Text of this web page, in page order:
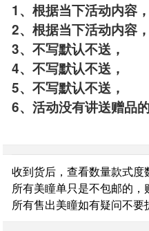
1、根据当下活动内容
2、根据当下活动内容
3、不写默认不送，
4、不写默认不送，
5、不写默认不送，
6、活动没有讲送赠品
收到货后，查看数量款式度
所有美瞳单只是不包邮的，
所有售出美瞳如有疑问不要